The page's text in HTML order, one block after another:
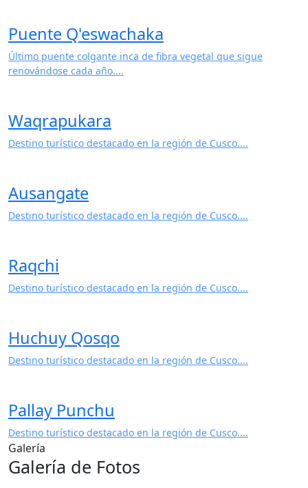
Puente Q'eswachaka
Último puente colgante inca de fibra vegetal que sigue
renovándose cada año....
Waqrapukara
Destino turístico destacado en la región de Cusco....
Ausangate
Destino turístico destacado en la región de Cusco....
Raqchi
Destino turístico destacado en la región de Cusco....
Huchuy Qosqo
Destino turístico destacado en la región de Cusco....
Pallay Punchu
Destino turístico destacado en la región de Cusco....
Galería
Galería de Fotos